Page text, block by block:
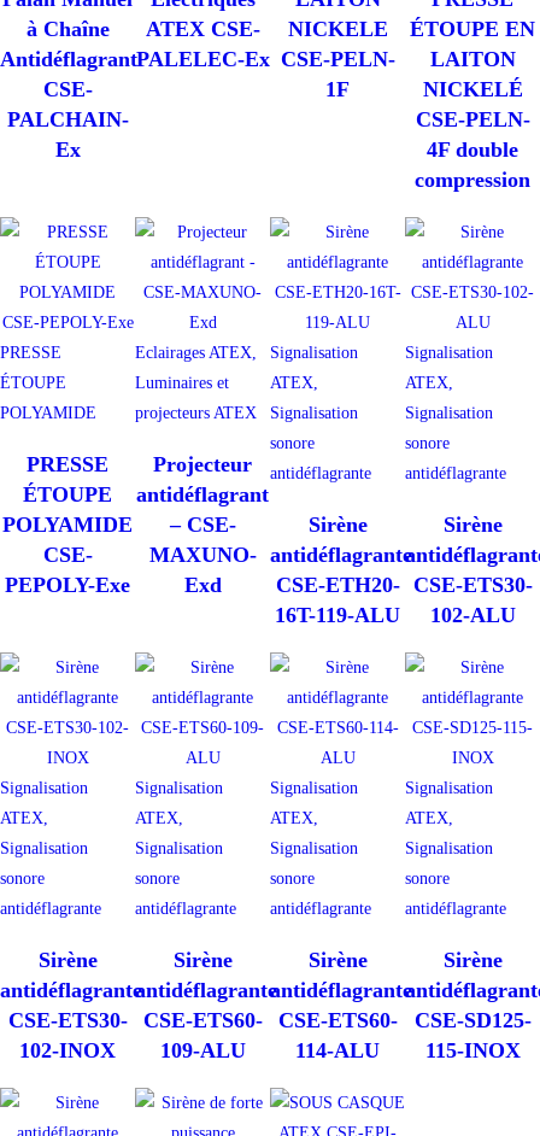
à Chaîne
Antidéflagrant
CSE-
PALCHAIN-
Ex
ATEX CSE-
PALELEC-Ex
NICKELE
CSE-PELN-
1F
ÉTOUPE EN
LAITON
NICKELÉ
CSE-PELN-
4F double
compression
PRESSE
ÉTOUPE
POLYAMIDE
PRESSE
ÉTOUPE
POLYAMIDE
CSE-
PEPOLY-Exe
Eclairages ATEX,
Luminaires et
projecteurs ATEX
Projecteur
antidéflagrant
– CSE-
MAXUNO-
Exd
Signalisation
ATEX,
Signalisation
sonore
antidéflagrante
Sirène
antidéflagrante
CSE-ETH20-
16T-119-ALU
Signalisation
ATEX,
Signalisation
sonore
antidéflagrante
Sirène
CSE-ETS30-
102-ALU
Signalisation
ATEX,
Signalisation
sonore
antidéflagrante
Sirène
antidéflagrante
CSE-ETS30-
102-INOX
Signalisation
ATEX,
Signalisation
sonore
antidéflagrante
Sirène
antidéflagrante
CSE-ETS60-
109-ALU
Signalisation
ATEX,
Signalisation
sonore
antidéflagrante
Sirène
antidéflagrante
CSE-ETS60-
114-ALU
Signalisation
ATEX,
Signalisation
sonore
antidéflagrante
Sirène
CSE-SD125-
115-INOX